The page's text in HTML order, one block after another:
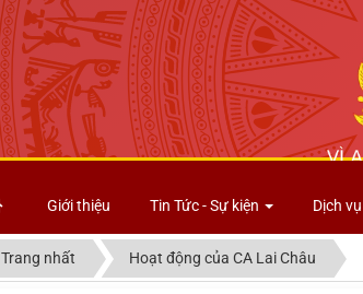
Giới thiệu
Tin Tức - Sự kiện Dịch
Trang nhất Hoạt động của CA Lai Châu